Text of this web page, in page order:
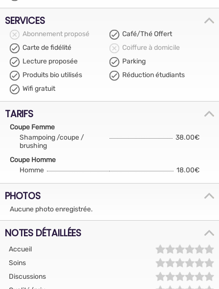
SERVICES
Abonnement proposé
Café/Thé Offert
Carte de fidélité
Coiffure à domicile
Lecture proposée
Parking
Produits bio utilisés
Réduction étudiants
Wifi gratuit
TARIFS
Coupe Femme
Shampoing /coupe /
brushing
38.00€
Coupe Homme
Homme
18.00€
PHOTOS
Aucune photo enregistrée.
NOTES DÉTAILLÉES
Accueil
Soins
Discussions